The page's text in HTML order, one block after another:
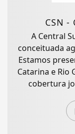
CSN
A Central
conceituada
Estamos
Catarina e Rio
cobertura